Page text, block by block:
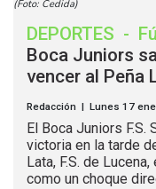
(Foto: Cedida)
DEPORTES -
Boca Juniors
vencer al Peña
Redacción | Lunes 17
El Boca Juniors F.S.
victoria en la tarde
Lata, F.S. de
como un choque